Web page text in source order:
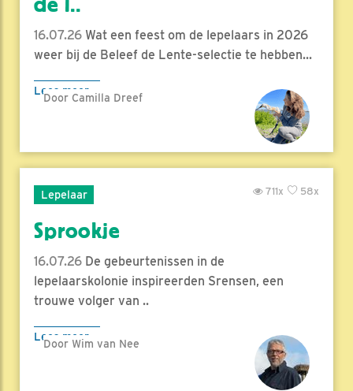
16.07.26 Wat een feest om de lepelaars in 2026
weer bij de Beleef de Lente-selectie te hebben...
Lees meer
Door Camilla Dreef
Lepelaar 58x
711x
Sprookje
16.07.26 De gebeurtenissen in de
lepelaarskolonie inspireerden Srensen, een
trouwe volger van ..
Lees meer
Door Wim van Nee